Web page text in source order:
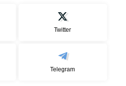
Twitter
Telegram